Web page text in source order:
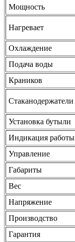
Мощность
Нагревает
Охлаждение
Подача воды
Краников
Стаканодержатели
Установка бутыли
Индикация работы
Управление
Габариты
Вес
Напряжение
Производство
Гарантия